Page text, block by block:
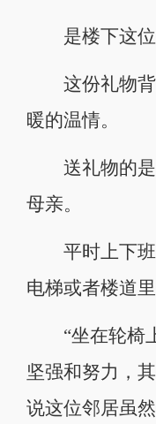
是楼下这位
这份礼物背
暖的温情。
送礼物的是
母亲。
平时上下班
电梯或者楼道
“坐在轮椅上
坚强和努力，
说这位邻居虽